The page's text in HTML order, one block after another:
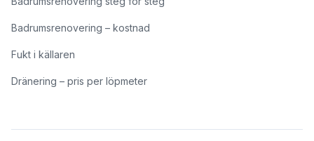
Badrumsrenovering – kostnad
Fukt i källaren
Dränering – pris per löpmeter